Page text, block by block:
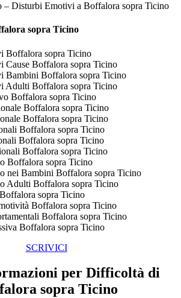
– Disturbi Emotivi a Boffalora sopra Ticino
sopra Ticino
Boffalora sopra Ticino
Cause Boffalora sopra Ticino
Bambini Boffalora sopra Ticino
Adulti Boffalora sopra Ticino
Boffalora sopra Ticino
Boffalora sopra Ticino
Boffalora sopra Ticino
Boffalora sopra Ticino
Boffalora sopra Ticino
Boffalora sopra Ticino
Boffalora sopra Ticino
nei Bambini Boffalora sopra Ticino
Adulti Boffalora sopra Ticino
sopra Ticino
Boffalora sopra Ticino
Boffalora sopra Ticino
Boffalora sopra Ticino
SCRIVICI
per Difficoltà di
sopra Ticino